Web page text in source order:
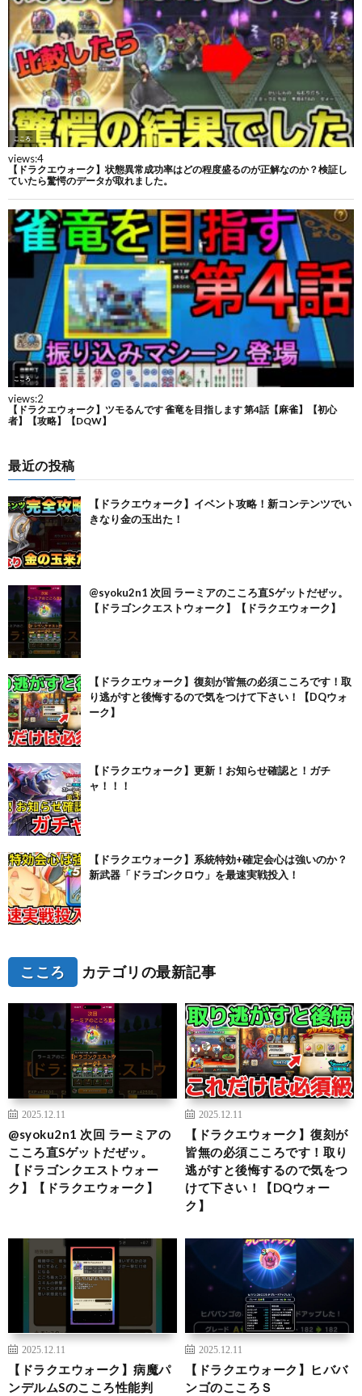
最近の投稿
【ドラクエウォーク】イベント攻略！新コンテンツでい
きなり金の玉出た！
@syoku2n1 次回 ラーミアのこころ直Sゲットだぜッ。
【ドラゴンクエストウォーク】【ドラクエウォーク】
【ドラクエウォーク】復刻が皆無の必須こころです！取
り逃がすと後悔するので気をつけて下さい！【DQウォ
ーク】
【ドラクエウォーク】更新！お知らせ確認と！ガチ
ャ！！！
【ドラクエウォーク】系統特効+確定会心は強いのか？
新武器「ドラゴンクロウ」を最速実戦投入！
こころ カテゴリの最新記事
2025.12.11
@syoku2n1 次回 ラーミアの
こころ直Sゲットだぜッ。
【ドラゴンクエストウォー
ク】【ドラクエウォーク】
2025.12.11
【ドラクエウォーク】復刻が
皆無の必須こころです！取り
逃がすと後悔するので気をつ
けて下さい！【DQウォー
ク】
2025.12.11
【ドラクエウォーク】病魔パ
ンデルムSのこころ性能判
2025.12.11
【ドラクエウォーク】ヒババ
ンゴのこころＳ